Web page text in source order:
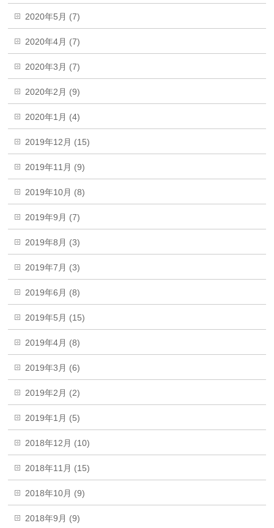
2020年5月 (7)
2020年4月 (7)
2020年3月 (7)
2020年2月 (9)
2020年1月 (4)
2019年12月 (15)
2019年11月 (9)
2019年10月 (8)
2019年9月 (7)
2019年8月 (3)
2019年7月 (3)
2019年6月 (8)
2019年5月 (15)
2019年4月 (8)
2019年3月 (6)
2019年2月 (2)
2019年1月 (5)
2018年12月 (10)
2018年11月 (15)
2018年10月 (9)
2018年9月 (9)